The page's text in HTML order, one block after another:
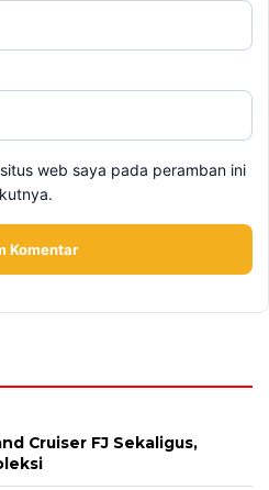
web saya pada peramban ini
Cruiser FJ Sekaligus,